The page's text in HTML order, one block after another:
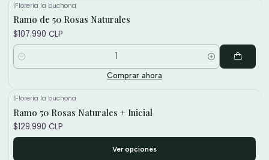
|Floreria la buchona
Ramo de 50 Rosas Naturales
$107.990 CLP
Cantidad
Comprar ahora
|Floreria la buchona
Ramo 50 Rosas Naturales + Inicial
$129.990 CLP
Ver opciones